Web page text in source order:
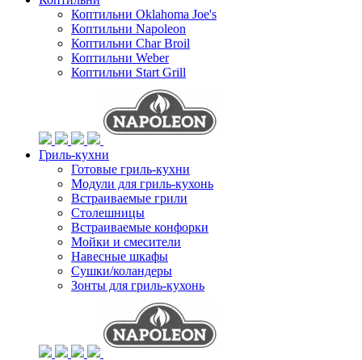
Коптильни Oklahoma Joe's
Коптильни Napoleon
Коптильни Char Broil
Коптильни Weber
Коптильни Start Grill
Гриль-кухни
Готовые гриль-кухни
Модули для гриль-кухонь
Встраиваемые грили
Столешницы
Встраиваемые конфорки
Мойки и смесители
Навесные шкафы
Сушки/коландеры
Зонты для гриль-кухонь